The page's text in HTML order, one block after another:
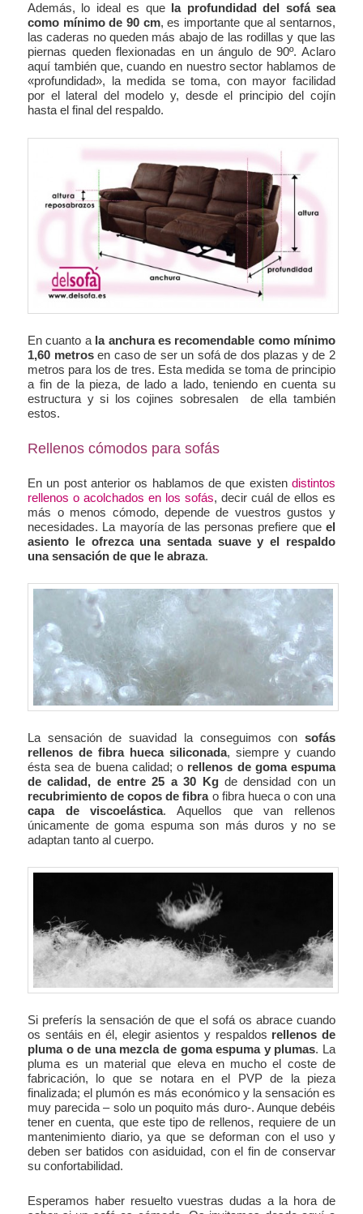
Además, lo ideal es quela profundidad del sofá sea
como mínimo de 90 cm, es importante que al sentarnos,
las caderas no queden más abajo de las rodillas y que las
piernas queden flexionadas en un ángulo de 90º. Aclaro
aquí también que, cuando en nuestro sector hablamos de
«profundidad», la medida se toma, con mayor facilidad
por el lateral del modelo y, desde el principio del cojín
hasta el final del respaldo.
En cuanto a la anchura es recomendable como mínimo
1,60 metrosen caso de ser un sofá de dos plazas y de 2
metros para los de tres. Esta medida se toma de principio
a fin de la pieza, de lado a lado, teniendo en cuenta su
estructura y si los cojines sobresalen de ella también
estos.
Rellenos cómodos para sofás
En un post anterior os hablamos de que existen distintos
rellenos o acolchados en los sofás, decir cuál de ellos es
más o menos cómodo, depende de vuestros gustos y
necesidades. La mayoría de las personas prefiere que el
asiento le ofrezca una sentada suave y el respaldo
una sensación de que le abraza.
La sensación de suavidad la conseguimos con sofás
rellenos de fibra hueca siliconada, siempre y cuando
ésta sea de buena calidad; o rellenos de goma espuma
de calidad, de entre 25 a 30 Kgde densidad con un
recubrimiento de copos de fibrao fibra hueca o con una
capa de viscoelástica. Aquellos que van rellenos
únicamente de goma espuma son más duros y no se
adaptan tanto al cuerpo.
Si preferís la sensación de que el sofá os abrace cuando
os sentáis en él, elegir asientos y respaldos rellenos de
pluma o de una mezcla de goma espuma y plumas. La
pluma es un material que eleva en mucho el coste de
fabricación, lo que se notara en el PVP de la pieza
finalizada; el plumón es más económico y la sensación es
muy parecida – solo un poquito más duro-. Aunque debéis
tener en cuenta, que este tipo de rellenos, requiere de un
mantenimiento diario, ya que se deforman con el uso y
deben ser batidos con asiduidad, con el fin de conservar
su confortabilidad.
Esperamos haber resuelto vuestras dudas a la hora de